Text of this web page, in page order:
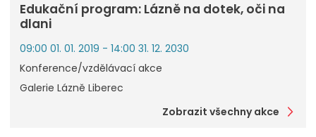
Edukační program: Lázně na dotek, oči na
dlani
09:00 01. 01. 2019 - 14:00 31. 12. 2030
Konference/vzdělávací akce
Galerie Lázně Liberec
Zobrazit všechny akce